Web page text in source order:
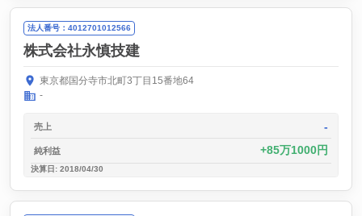
法人番号：4012701012566
株式会社永慎技建
東京都国分寺市北町3丁目15番地64
-
売上 -
純利益 85万1000円
決算日: 2018/04/30